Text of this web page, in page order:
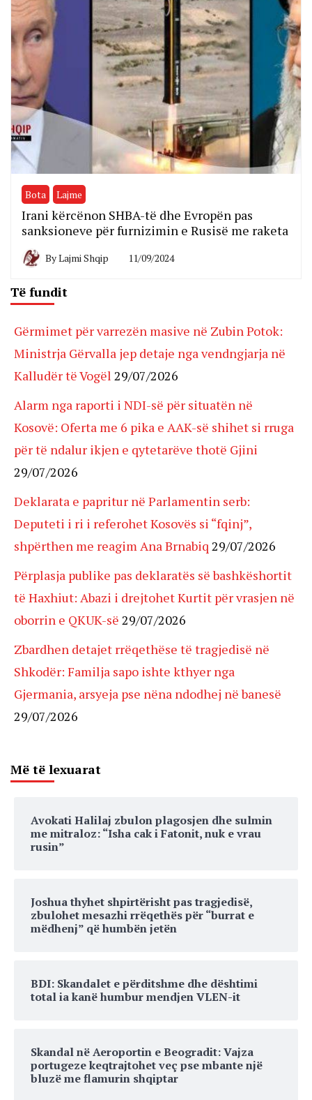
Bota Lajme
Irani kërcënon SHBA-të dhe Evropën pas
sanksioneve për furnizimin e Rusisë me raketa
ByLajmi Shqip 11/09/2024
Të fundit
Gërmimet për varrezën masive në Zubin Potok:
Ministrja Gërvalla jep detaje nga vendngjarja në
Kalludër të Vogël 29/07/2026
Alarm nga raporti i NDI-së për situatën në
Kosovë: Oferta me 6 pika e AAK-së shihet si rruga
për të ndalur ikjen e qytetarëve thotë Gjini
29/07/2026
Deklarata e papritur në Parlamentin serb:
Deputeti i ri i referohet Kosovës si “fqinj”,
shpërthen me reagim Ana Brnabiq 29/07/2026
Përplasja publike pas deklaratës së bashkëshortit
të Haxhiut: Abazi i drejtohet Kurtit për vrasjen në
oborrin e QKUK-së 29/07/2026
Zbardhen detajet rrëqethëse të tragjedisë në
Shkodër: Familja sapo ishte kthyer nga
Gjermania, arsyeja pse nëna ndodhej në banesë
29/07/2026
Më të lexuarat
Avokati Halilaj zbulon plagosjen dhe sulmin
me mitraloz: “Isha cak i Fatonit, nuk e vrau
rusin”
Joshua thyhet shpirtërisht pas tragjedisë,
zbulohet mesazhi rrëqethës për “burrat e
mëdhenj” që humbën jetën
BDI: Skandalet e përditshme dhe dështimi
total ia kanë humbur mendjen VLEN-it
Skandal në Aeroportin e Beogradit: Vajza
portugeze keqtrajtohet veç pse mbante një
bluzë me flamurin shqiptar